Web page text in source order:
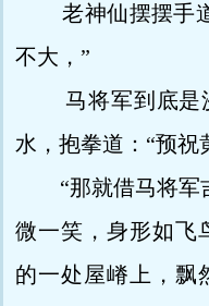
老神仙摆摆手道
不大，”
马将军到底是沙
水，抱拳道：“预祝
“那就借马将军
微一笑，身形如飞
的一处屋嵴上，飘